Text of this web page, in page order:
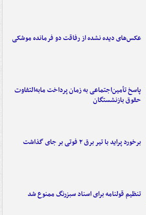
عکس‌های دیده نشده از رفاقت دو فرمانده‌ موشکی
پاسخ تأمین‌اجتماعی به زمان پرداخت مابه‌التفاوت
حقوق بازنشستگان
برخورد پراید با تیر برق ۲ فوتی بر جای گذاشت
تنظیم قولنامه برای اسناد سبزرنگ ممنوع شد